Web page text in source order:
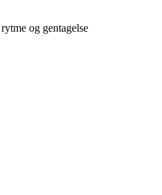
og gentagelse